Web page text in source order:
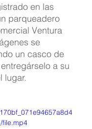
en las
parqueadero
Ventura
se
un casco de
a su
lugar.
file.mp4